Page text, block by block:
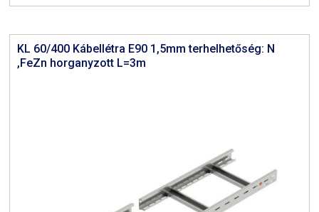
KL 60/400 Kábellétra E90 1,5mm terhelhetőség: N
,FeZn horganyzott L=3m